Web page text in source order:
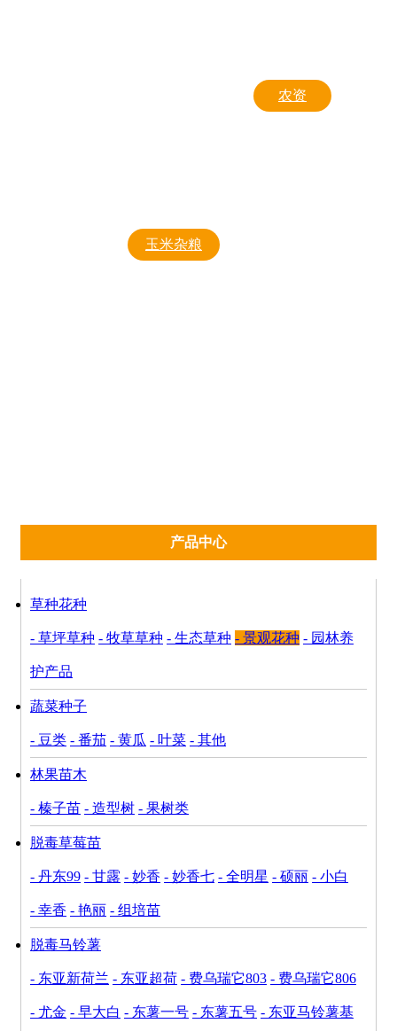
农资
玉米杂粮
产品中心
草种花种
- 草坪草种 - 牧草草种 - 生态草种 - 景观花种 - 园林养
护产品
蔬菜种子
- 豆类 - 番茄 - 黄瓜 - 叶菜 - 其他
林果苗木
- 榛子苗 - 造型树 - 果树类
脱毒草莓苗
- 丹东99 - 甘露 - 妙香 - 妙香七 - 全明星 - 硕丽 - 小白
- 幸香 - 艳丽 - 组培苗
脱毒马铃薯
- 东亚新荷兰 - 东亚超荷 - 费乌瑞它803 - 费乌瑞它806
- 尤金 - 早大白 - 东薯一号 - 东薯五号 - 东亚马铃薯基